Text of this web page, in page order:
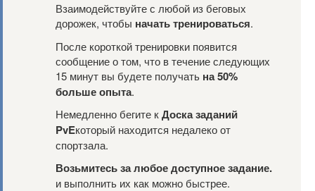
Взаимодействуйте с любой из беговых
дорожек, чтобы начать тренироваться.
После короткой тренировки появится
сообщение о том, что в течение следующих
15 минут вы будете получать на 50%
больше опыта.
Немедленно бегите кДоска заданий
PvEкоторый находится недалеко от
спортзала.
Возьмитесь за любое доступное задание.
и выполнить их как можно быстрее.